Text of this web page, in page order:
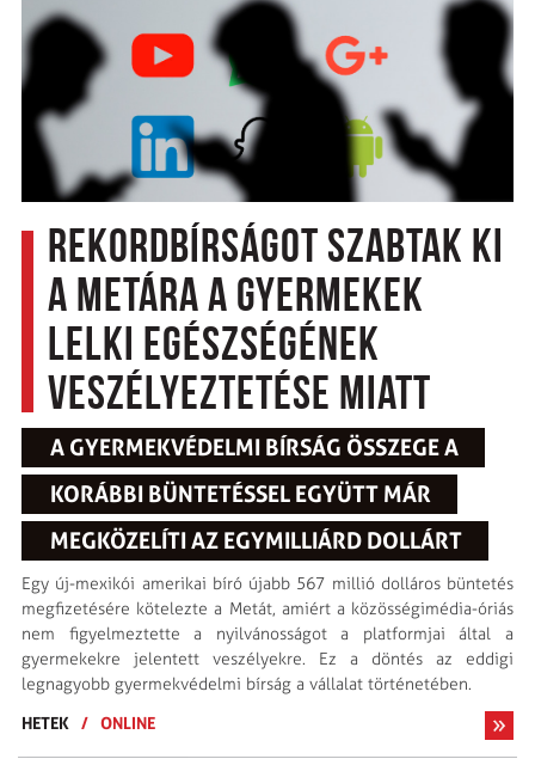
Rekordbírságot szabtak ki
a Metára a gyermekek
lelki egészségének
veszélyeztetése miatt
A GYERMEKVÉDELMI BÍRSÁG ÖSSZEGE A
KORÁBBI BÜNTETÉSSEL EGYÜTT MÁR
MEGKÖZELÍTI AZ EGYMILLIÁRD DOLLÁRT
Egy új-mexikói amerikai bíró újabb 567 millió dolláros büntetés
megfizetésére kötelezte a Metát, amiért a közösségimédia-óriás
nem figyelmeztette a nyilvánosságot a platformjai által a
gyermekekre jelentett veszélyekre. Ez a döntés az eddigi
legnagyobb gyermekvédelmi bírság a vállalat történetében.
HETEK
/ ONLINE